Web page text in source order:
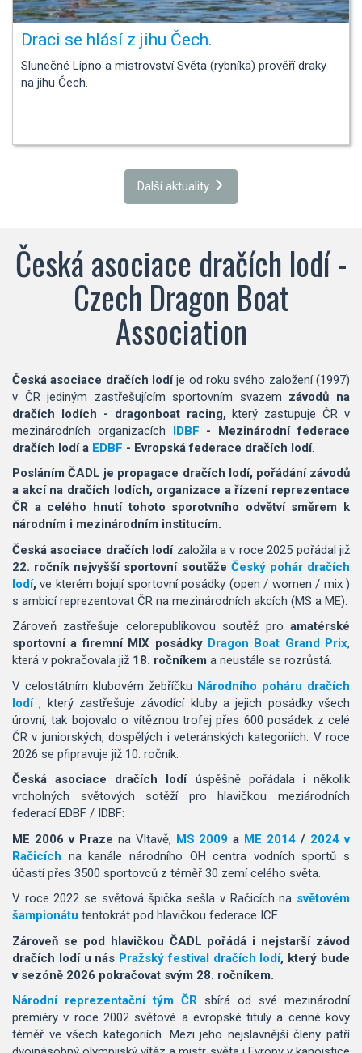
Draci se hlásí z jihu Čech.
Slunečné Lipno a mistrovství Světa (rybníka) prověří draky
na jihu Čech.
Další aktuality
Česká asociace dračích lodí -
Czech Dragon Boat
Association
Česká asociace dračích lodíje od roku svého založení (1997)
v ČR jediným zastřešujícím sportovním svazem závodů na
dračích lodích - dragonboat racing,který zastupuje ČR v
mezinárodních organizacích IDBF - Mezinárodní federace
dračích lodí a EDBF - Evropská federace dračích lodí.
Posláním ČADL je propagace dračích lodí, pořádání závodů
a akcí na dračích lodích, organizace a řízení reprezentace
ČR a celého hnutí tohoto sporotvního odvětví směrem k
národním i mezinárodním institucím.
Česká asociace dračích lodízaložila a v roce 2025 pořádal již
22. ročník nejvyšší sportovní soutěže Český pohár dračích
lodí, ve kterém bojují sportovní posádky (open / women / mix )
s ambicí reprezentovat ČR na mezinárodních akcích (MS a ME).
Zároveň zastřešuje celorepublikovou soutěž pro amatérské
sportovní a firemní MIX posádky Dragon Boat Grand Prix,
která v pokračovala již 18. ročníkem a neustále se rozrůstá.
V celostátním klubovém žebříčku Národního poháru dračích
lodí, který zastřešuje závodící kluby a jejich posádky všech
úrovní, tak bojovalo o vítěznou trofej přes 600 posádek z celé
ČR v juniorských, dospělých i veteránských kategoriích. V roce
2026 se připravuje již 10. ročník.
Česká asociace dračích lodíúspěšně pořádala i několik
vrcholných světových sotěží pro hlavičkou meziárodních
federací EDBF / IDBF:
ME 2006 v Praze na Vltavě, MS 2009 a ME 2014 / 2024 v
Račicích na kanále národního OH centra vodních sportů s
účastí přes 3500 sportovců z téměř 30 zemí celého světa.
V roce 2022 se světová špička sešla v Račicích na světovém
šampionátu tentokrát pod hlavičkou federace ICF.
Zároveň se pod hlavičkou ČADL pořádá i nejstarší závod
dračích lodí u nás Pražský festival dračích lodí, který bude
v sezóně 2026 pokračovat svým 28. ročníkem.
Národní reprezentační tým ČR sbírá od své mezinárodní
premiéry v roce 2002 světové a evropské tituly a cenné kovy
téměř ve všech kategoriích. Mezi jeho nejslavnější členy patří